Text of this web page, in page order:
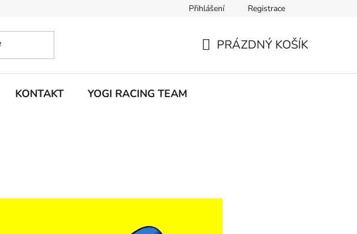
Přihlášení Registrace
PRÁZDNÝ KOŠÍK
KONTAKT YOGI RACING TEAM